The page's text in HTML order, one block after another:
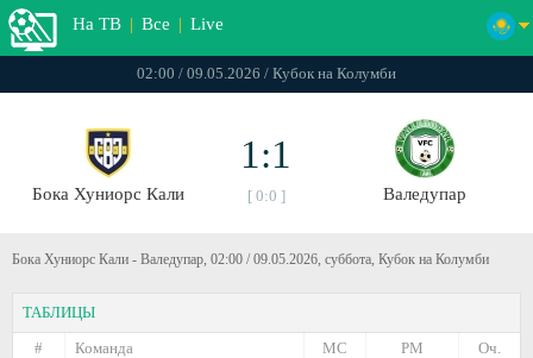
На ТВ | Все | Live
02:00 / 09.05.2026 / Кубок на Колумби
Бока Хуниорс Кали
1:1
[ 0:0 ] Валедупар
Бока Хуниорс Кали - Валедупар, 02:00 / 09.05.2026, суббота, Кубок на Колумби
ТАБЛИЦЫ
#
Команда Оч.
РМ
МС